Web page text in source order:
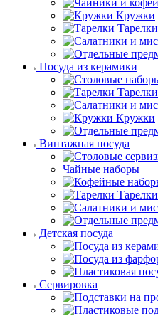
Кружки
Тарелки
Посуда из керамики
Тарелки
Кружки
Винтажная посуда
Чайные наборы
Тарелки
Детская посуда
Сервировка